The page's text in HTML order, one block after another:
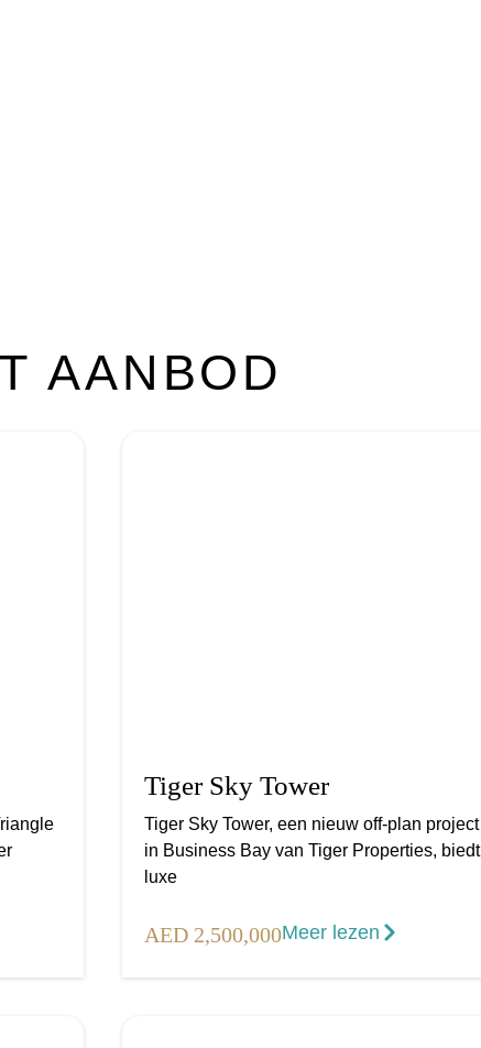
AANBOD
Tiger Sky Tower
Tiger Sky Tower, een nieuw off-plan project
in Business Bay van Tiger Properties, biedt
luxe
AED 2,500,000Meer lezen